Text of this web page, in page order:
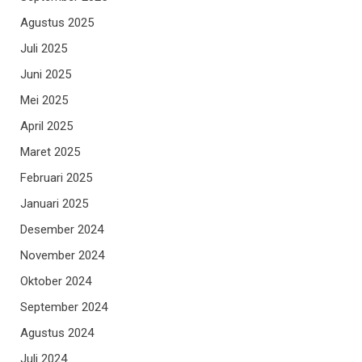
Agustus 2025
Juli 2025
Juni 2025
Mei 2025
April 2025
Maret 2025
Februari 2025
Januari 2025
Desember 2024
November 2024
Oktober 2024
September 2024
Agustus 2024
Juli 2024